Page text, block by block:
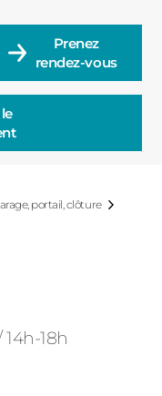
Prenez
rendez-vous
portail, clôture
18h